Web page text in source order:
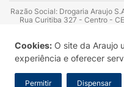
Cookies: O site da Araujo
experiência e oferecer
Permitir Dispensar
Razão Social: Drogaria Araujo
Rua Curitiba 327 - Centro -
Azevedo Guimarães – CRF
Consultor substituto: Thiago
Sanitário: 2025020713 |